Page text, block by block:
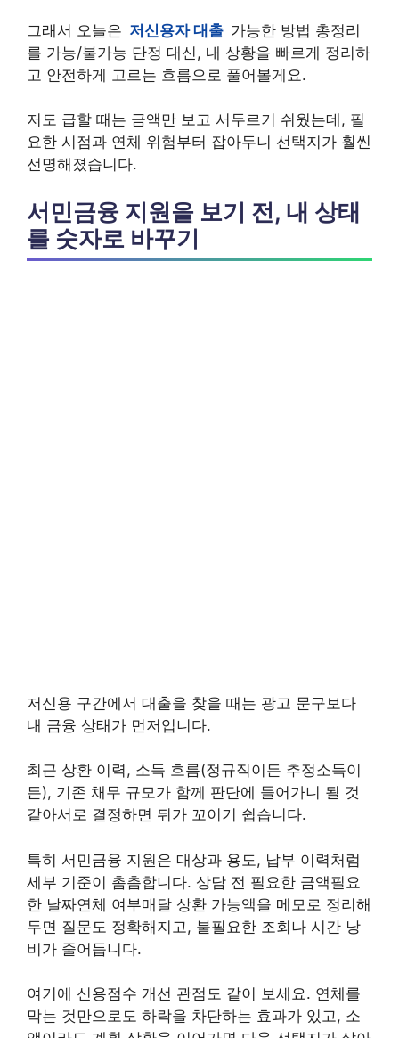
그래서 오늘은 저신용자 대출 가능한 방법 총정리
를 가능/불가능 단정 대신, 내 상황을 빠르게 정리하
고 안전하게 고르는 흐름으로 풀어볼게요.
저도 급할 때는 금액만 보고 서두르기 쉬웠는데, 필
요한 시점과 연체 위험부터 잡아두니 선택지가 훨씬
선명해졌습니다.
서민금융 지원을 보기 전, 내 상태
를 숫자로 바꾸기
저신용 구간에서 대출을 찾을 때는 광고 문구보다
내 금융 상태가 먼저입니다.
최근 상환 이력, 소득 흐름(정규직이든 추정소득이
든), 기존 채무 규모가 함께 판단에 들어가니 될 것
같아서로 결정하면 뒤가 꼬이기 쉽습니다.
특히 서민금융 지원은 대상과 용도, 납부 이력처럼
세부 기준이 촘촘합니다. 상담 전 필요한 금액필요
한 날짜연체 여부매달 상환 가능액을 메모로 정리해
두면 질문도 정확해지고, 불필요한 조회나 시간 낭
비가 줄어듭니다.
여기에 신용점수 개선 관점도 같이 보세요. 연체를
막는 것만으로도 하락을 차단하는 효과가 있고, 소